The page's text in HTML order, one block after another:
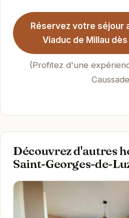
Réservez votre séjour
Viaduc de Millau
(Profitez d'une
Découvrez d'autres
Saint-Georges-de-